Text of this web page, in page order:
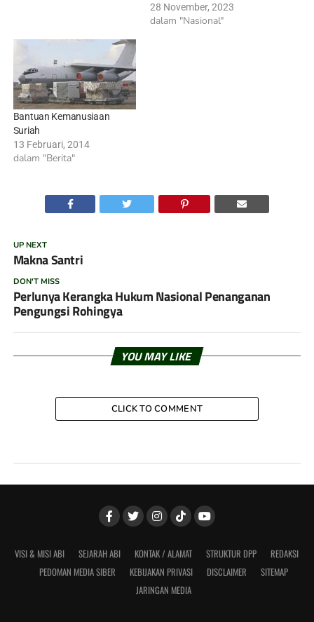
28 November, 2023
dalam "Nasional"
Bantuan Kemanusiaan
Suriah
13 Februari, 2014
dalam "Berita"
UP NEXT
Makna Santri
DON'T MISS
Perlunya Kerangka Hukum Nasional Penanganan
Pengungsi Rohingya
YOU MAY LIKE
CLICK TO COMMENT
VISI & MISI ABI SEJARAH ABI KONTAK / ALAMAT STRUKTUR DPP
REDAKSI
PEDOMAN MEDIA SIBER
KEBIJAKAN PRIVASI DISCLAIMER
SITEMAP
JARINGAN MEDIA